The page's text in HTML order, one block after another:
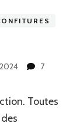
7
Toutes